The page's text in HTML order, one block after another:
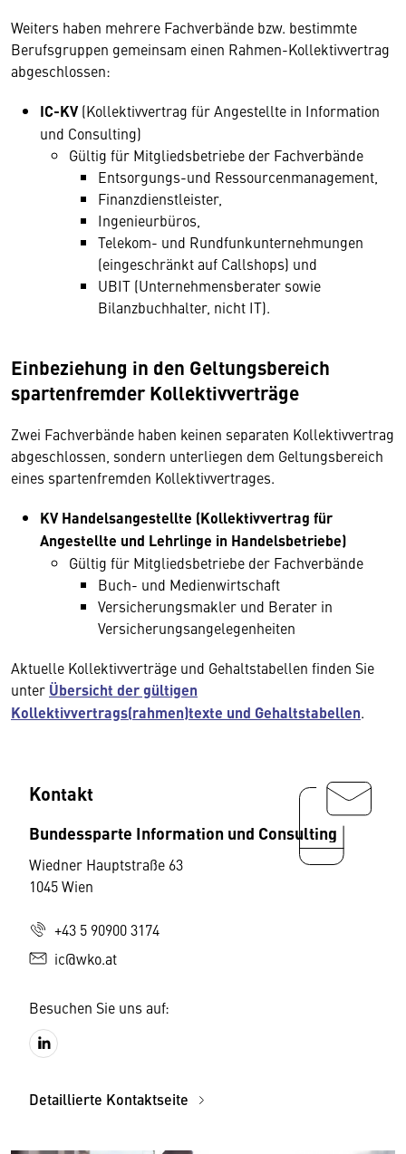
Weiters haben mehrere Fachverbände bzw. bestimmte
Berufsgruppen gemeinsam einen Rahmen-Kollektivvertrag
abgeschlossen:
IC-KV(Kollektivvertrag für Angestellte in Information
und Consulting)
Gültig für Mitgliedsbetriebe der Fachverbände
Entsorgungs-und Ressourcenmanagement,
Finanzdienstleister,
Ingenieurbüros,
Telekom- und Rundfunkunternehmungen
(eingeschränkt auf Callshops) und
UBIT (Unternehmensberater sowie
Bilanzbuchhalter, nicht IT).
Einbeziehung in den Geltungsbereich
spartenfremder Kollektivverträge
Zwei Fachverbände haben keinen separaten Kollektivvertrag
abgeschlossen, sondern unterliegen dem Geltungsbereich
eines spartenfremden Kollektivvertrages.
KV Handelsangestellte (Kollektivvertrag für
Angestellte und Lehrlinge in Handelsbetriebe)
Gültig für Mitgliedsbetriebe der Fachverbände
Buch- und Medienwirtschaft
Versicherungsmakler und Berater in
Versicherungsangelegenheiten
Aktuelle Kollektivverträge und Gehaltstabellen finden Sie
unter Übersicht der gültigen
Kollektivvertrags(rahmen)texte und Gehaltstabellen.
Kontakt
Bundessparte Information und Consulting
Wiedner Hauptstraße 63
1045 Wien
+43 5 90900 3174
ic@wko.at
Besuchen Sie uns auf:
Detaillierte Kontaktseite